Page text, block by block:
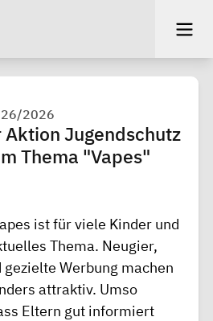
2026
Aktion Jugendschutz
Thema "Vapes"
ist für viele Kinder und
Thema. Neugier,
Werbung machen
attraktiv. Umso
Eltern gut informiert